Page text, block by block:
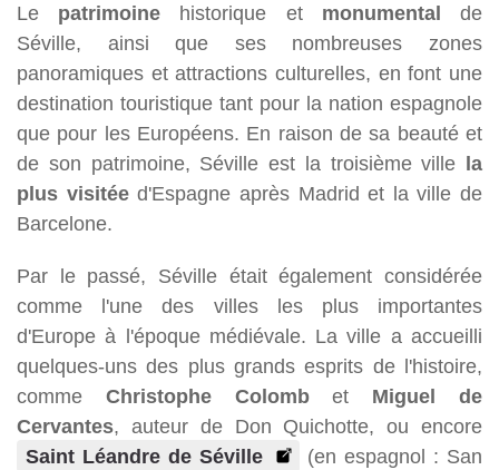
Le patrimoine historique et monumental de
Séville, ainsi que ses nombreuses zones
panoramiques et attractions culturelles, en font une
destination touristique tant pour la nation espagnole
que pour les Européens. En raison de sa beauté et
de son patrimoine, Séville est la troisième ville la
plus visitéed'Espagne après Madrid et la ville de
Barcelone.
Par le passé, Séville était également considérée
comme l'une des villes les plus importantes
d'Europe à l'époque médiévale. La ville a accueilli
quelques-uns des plus grands esprits de l'histoire,
comme Christophe Colombet Miguel de
Cervantes, auteur de Don Quichotte, ou encore
Saint Léandre de Séville
(en espagnol : San